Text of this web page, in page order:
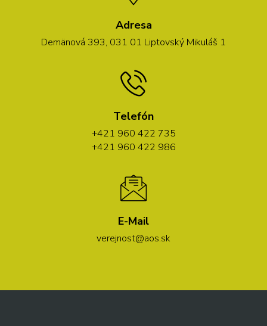
Adresa
Demänová 393, 031 01 Liptovský Mikuláš 1
Telefón
+421 960 422 735
+421 960 422 986
E-Mail
verejnost@aos.sk